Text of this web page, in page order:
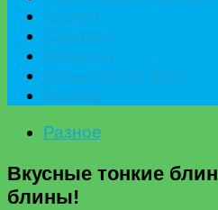
Разное
Вкусные тонкие
блины!